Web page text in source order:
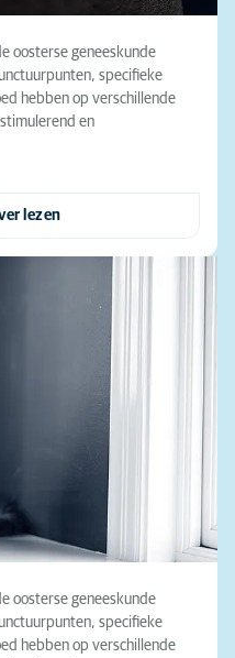
oosterse geneeskunde
specifieke
hebben op verschillende
en
lezen
oosterse geneeskunde
specifieke
hebben op verschillende